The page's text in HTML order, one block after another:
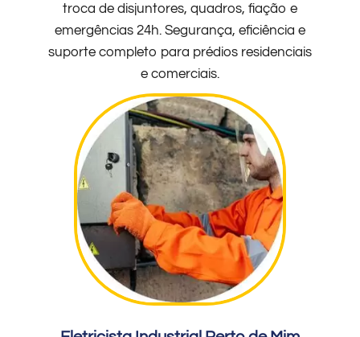
troca de disjuntores, quadros, fiação e
emergências 24h. Segurança, eficiência e
suporte completo para prédios residenciais
e comerciais.